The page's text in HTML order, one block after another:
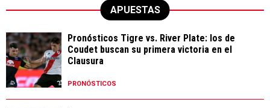
APUESTAS
Pronósticos Tigre vs. River Plate: los de
Coudet buscan su primera victoria en el
Clausura
PRONÓSTICOS